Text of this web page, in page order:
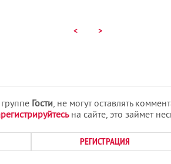
< >
Гости, не могут оставлять
на сайте, это займет
РЕГИСТРАЦИЯ